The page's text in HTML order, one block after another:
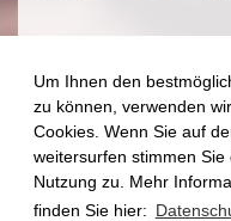
Um Ihnen den
zu können, verwenden
Cookies. Wenn Sie auf
weitersurfen stimmen Sie
Nutzung zu. Mehr
finden Sie hier: